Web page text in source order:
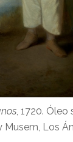
, 1720. Óleo
Musem, Los